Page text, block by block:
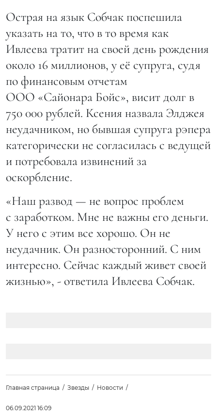
Острая на язык Собчак поспешила
указать на то, что в то время как
Ивлеева тратит на своей день рождения
около 16 миллионов, у её супруга, судя
по финансовым отчетам
ООО «Сайонара Бойс», висит долг в
750 000 рублей. Ксения назвала Элджея
неудачником, но бывшая супруга рэпера
категорически не согласилась с ведущей
и потребовала извинений за
оскорбление.
«Наш развод — не вопрос проблем
с заработком. Мне не важны его деньги.
У него с этим все хорошо. Он не
неудачник. Он разносторонний. С ним
интересно. Сейчас каждый живет своей
жизнью», - ответила Ивлеева Собчак.
Главная страница Звезды Новости
06.09.2021 16:09